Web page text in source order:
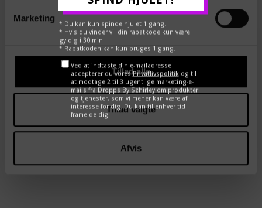
Marketing
Tillad alle
Tillad valgte
Afvis
Vores smykker testes løbende hos dansk
ædelmetalkontrol. Indeholder hverken nikkel eller bly.
Pas godt på dine DROPPS - smykkebehandling
DEL TWEET PIN
* Du kan kun spinde hjulet 1 gang.
* Hvis du vinder vil din rabatkode kun være
gyldig i 30 min.
* Rabatkoden kan kun bruges 1 gang.
Ved at indtaste din e-mailadresse
accepterer du voresPrivatlivspolitikog til
at modtage 2 til 3 ugentlige marketing-e-
mails fra Dropps By Szhirley om produkter
og tjenester, som vi mener kan være af
interesse for dig. Du kan til enhver tid
framelde dig.